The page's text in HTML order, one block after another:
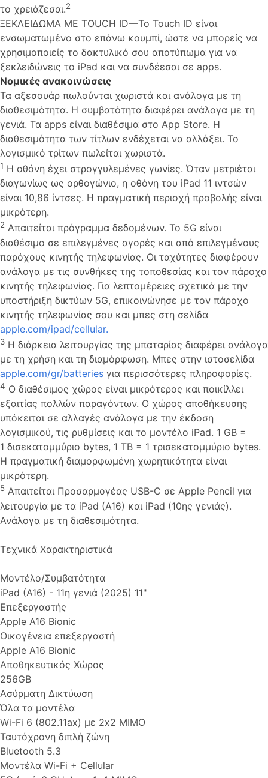
το χρειάζεσαι.2
ΞΕΚΛΕΙΔΩΜΑ ΜΕ TOUCH ID—Το Touch ID είναι
ενσωματωμένο στο επάνω κουμπί, ώστε να μπορείς να
χρησιμοποιείς το δακτυλικό σου αποτύπωμα για να
ξεκλειδώνεις το iPad και να συνδέεσαι σε apps.
Νομικές ανακοινώσεις
Τα αξεσουάρ πωλούνται χωριστά και ανάλογα με τη
διαθεσιμότητα. Η συμβατότητα διαφέρει ανάλογα με τη
γενιά. Τα apps είναι διαθέσιμα στο App Store. Η
διαθεσιμότητα των τίτλων ενδέχεται να αλλάξει. Το
λογισμικό τρίτων πωλείται χωριστά.
1 Η οθόνη έχει στρογγυλεμένες γωνίες. Όταν μετριέται
διαγωνίως ως ορθογώνιο, η οθόνη του iPad 11 ιντσών
είναι 10,86 ίντσες. Η πραγματική περιοχή προβολής είναι
μικρότερη.
2 Απαιτείται πρόγραμμα δεδομένων. Το 5G είναι
διαθέσιμο σε επιλεγμένες αγορές και από επιλεγμένους
παρόχους κινητής τηλεφωνίας. Οι ταχύτητες διαφέρουν
ανάλογα με τις συνθήκες της τοποθεσίας και τον πάροχο
κινητής τηλεφωνίας. Για λεπτομέρειες σχετικά με την
υποστήριξη δικτύων 5G, επικοινώνησε με τον πάροχο
κινητής τηλεφωνίας σου και μπες στη σελίδα
apple.com/ipad/cellular.
3 Η διάρκεια λειτουργίας της μπαταρίας διαφέρει ανάλογα
με τη χρήση και τη διαμόρφωση. Μπες στην ιστοσελίδα
apple.com/gr/batteries για περισσότερες πληροφορίες.
4 Ο διαθέσιμος χώρος είναι μικρότερος και ποικίλλει
εξαιτίας πολλών παραγόντων. Ο χώρος αποθήκευσης
υπόκειται σε αλλαγές ανάλογα με την έκδοση
λογισμικού, τις ρυθμίσεις και το μοντέλο iPad. 1 GB =
1 δισεκατομμύριο bytes, 1 TB = 1 τρισεκατομμύριο bytes.
Η πραγματική διαμορφωμένη χωρητικότητα είναι
μικρότερη.
5 Απαιτείται Προσαρμογέας USB-C σε Apple Pencil για
λειτουργία με τα iPad (A16) και iPad (10ης γενιάς).
Ανάλογα με τη διαθεσιμότητα.
Τεχνικά Χαρακτηριστικά
Μοντέλο/Συμβατότητα
iPad (A16) - 11η γενιά (2025) 11"
Επεξεργαστής
Apple A16 Bionic
Οικογένεια επεξεργαστή
Apple A16 Bionic
Αποθηκευτικός Χώρος
256GB
Ασύρματη Δικτύωση
Όλα τα μοντέλα
Wi-Fi 6 (802.11ax) με 2x2 MIMO
Ταυτόχρονη διπλή ζώνη
Bluetooth 5.3
Μοντέλα Wi-Fi + Cellular